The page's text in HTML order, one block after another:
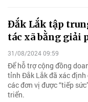
Đắk Lắk tập
tác xã bằng giải
31/08/2024 09:59
Để hỗ trợ cộng đồng
tỉnh Đắk Lắk đã xác
các đơn vị được “tiếp
triển.